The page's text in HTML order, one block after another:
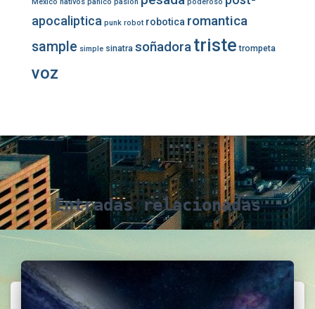
México nativos panico pasion poderoso
apocaliptica punk robot robotica romantica
sample simple sinatra soñadoratriste trompeta
voz
Entradas relacionadas